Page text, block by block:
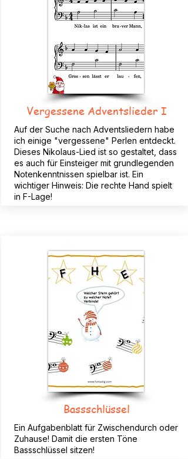
Vergessene Adventslieder I
Auf der Suche nach Adventsliedern habe
ich einige "vergessene" Perlen entdeckt.
Dieses Nikolaus-Lied ist so gestaltet, dass
es auch für Einsteiger mit grundlegenden
Notenkenntnissen spielbar ist. Ein
wichtiger Hinweis: Die rechte Hand spielt
in F-Lage!
Bassschlüssel
Ein Aufgabenblatt für Zwischendurch oder
Zuhause! Damit die ersten Töne
Bassschlüssel sitzen!